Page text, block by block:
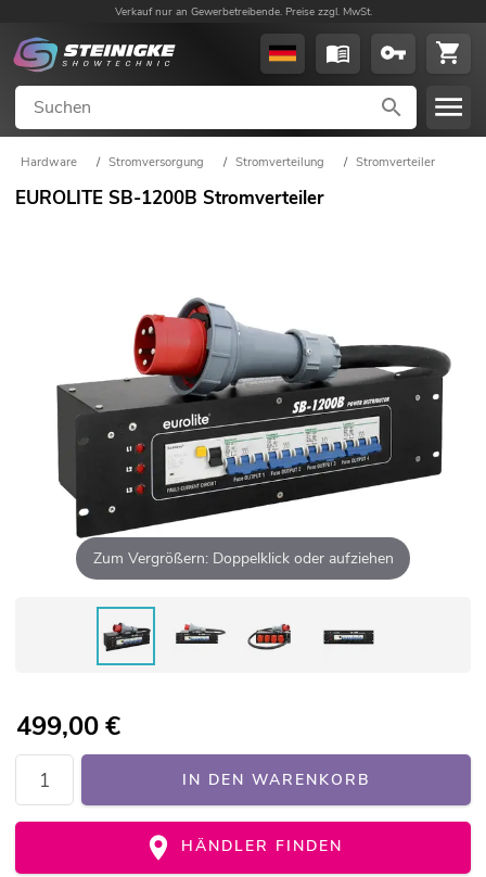
Verkauf nur an Gewerbetreibende. Preise zzgl. MwSt.
Hardware / Stromversorgung / Stromverteilung / Stromverteiler
EUROLITE SB-1200B Stromverteiler
Zum Vergrößern: Doppelklick oder aufziehen
499,00€
IN DEN WARENKORB
HÄNDLER FINDEN